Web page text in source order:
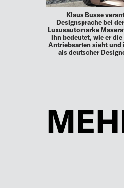
Klaus Busse
Designsprache bei
Luxusautomarke
ihn bedeutet, wie er
Antriebsarten sieht und
als deutscher